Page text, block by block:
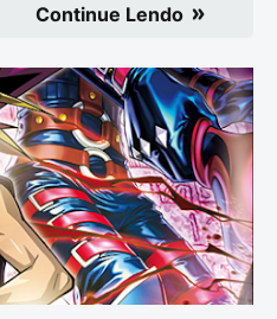
Continue Lendo